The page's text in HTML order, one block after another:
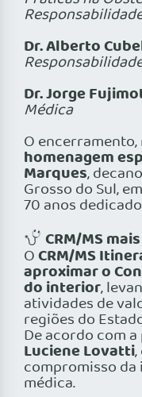
Dr. Alberto
Dr. Jorge
Médica
O encerramento,
homenagem
Marques,
Grosso do Sul,
70 anos
CRM/MS
OCRM/MS
aproximar o
do interior,
atividades de
regiões do
De acordo com
Luciene Lovatti
compromisso
médica.